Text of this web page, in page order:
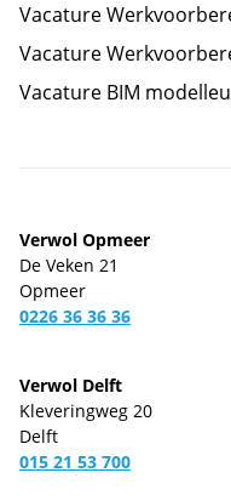
Vacature
Vacature
Vacature BIM
Verwol Opmeer
De Veken 21
Opmeer
0226 36 36 36
Verwol Delft
Kleveringweg 20
Delft
015 21 53 700